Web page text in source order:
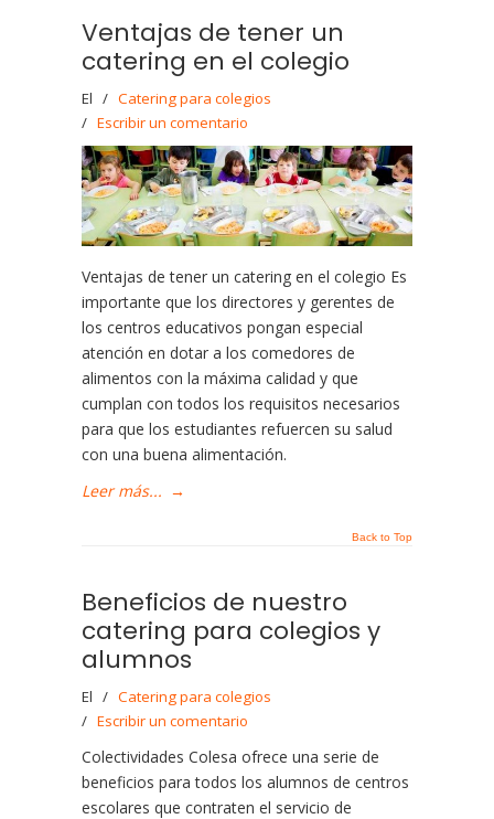
Ventajas de tener un
catering en el colegio
El / Catering para colegios
/ Escribir un comentario
Ventajas de tener un catering en el colegio Es
importante que los directores y gerentes de
los centros educativos pongan especial
atención en dotar a los comedores de
alimentos con la máxima calidad y que
cumplan con todos los requisitos necesarios
para que los estudiantes refuercen su salud
con una buena alimentación.
Leer más... →
Back to Top
Beneficios de nuestro
catering para colegios y
alumnos
El / Catering para colegios
/ Escribir un comentario
Colectividades Colesa ofrece una serie de
beneficios para todos los alumnos de centros
escolares que contraten el servicio de